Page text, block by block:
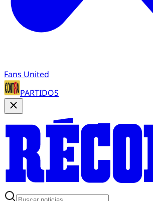
Fans United
PARTIDOS